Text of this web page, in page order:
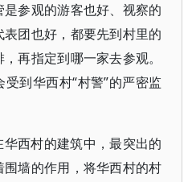
参观的游客也好、视察的
团也好，都要先到村里的
再指定到哪一家去参观。
到华西村“村警”的严密监
西村的建筑中，最突出的
墙的作用，将华西村的村